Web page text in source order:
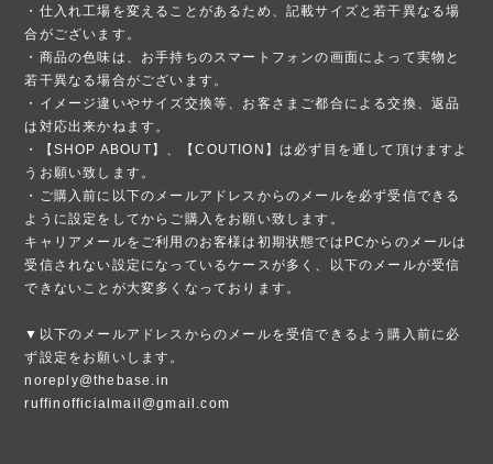
・仕入れ工場を変えることがあるため、記載サイズと若干異なる場
合がございます。
・商品の色味は、お手持ちのスマートフォンの画面によって実物と
若干異なる場合がございます。
・イメージ違いやサイズ交換等、お客さまご都合による交換、返品
は対応出来かねます。
・【SHOP ABOUT】、【COUTION】は必ず目を通して頂けますよ
うお願い致します。
・ご購入前に以下のメールアドレスからのメールを必ず受信できる
ように設定をしてからご購入をお願い致します。
キャリアメールをご利用のお客様は初期状態ではPCからのメールは
受信されない設定になっているケースが多く、以下のメールが受信
できないことが大変多くなっております。
▼以下のメールアドレスからのメールを受信できるよう購入前に必
ず設定をお願いします。
noreply@thebase.in
ruffinofficialmail@gmail.com